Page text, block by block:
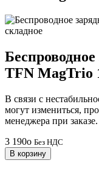
Беспроводное
TFN MagTrio
В связи с
могут измениться,
менеджера при заказе.
3 190o Без НДС
В корзину